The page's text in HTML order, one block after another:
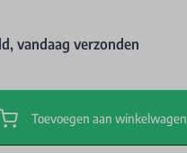
vandaag verzonden
Toevoegen aan winkelwagen